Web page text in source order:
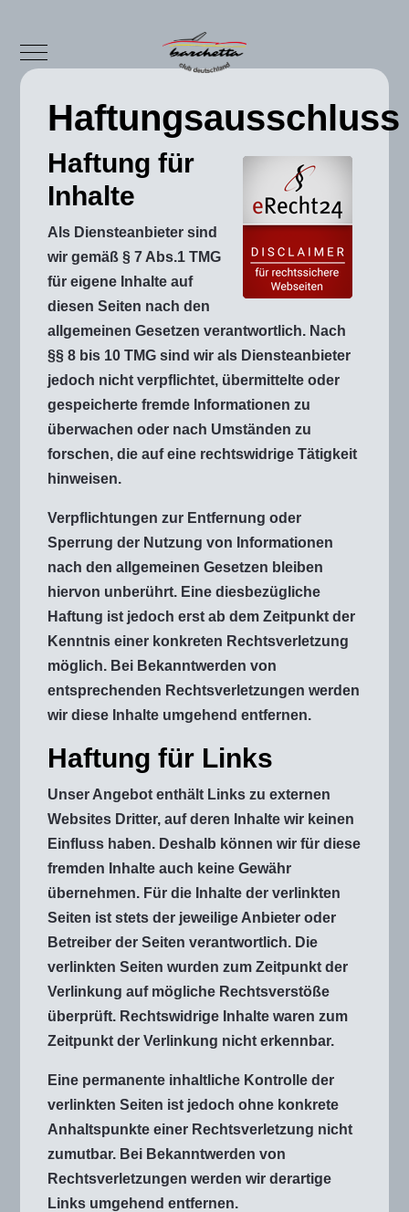
Mobile Menu Toggle
Haftungsausschluss
Haftung für
Inhalte
Als Diensteanbieter sind
wir gemäß § 7 Abs.1 TMG
für eigene Inhalte auf
diesen Seiten nach den
allgemeinen Gesetzen verantwortlich. Nach
§§ 8 bis 10 TMG sind wir als Diensteanbieter
jedoch nicht verpflichtet, übermittelte oder
gespeicherte fremde Informationen zu
überwachen oder nach Umständen zu
forschen, die auf eine rechtswidrige Tätigkeit
hinweisen.
Verpflichtungen zur Entfernung oder
Sperrung der Nutzung von Informationen
nach den allgemeinen Gesetzen bleiben
hiervon unberührt. Eine diesbezügliche
Haftung ist jedoch erst ab dem Zeitpunkt der
Kenntnis einer konkreten Rechtsverletzung
möglich. Bei Bekanntwerden von
entsprechenden Rechtsverletzungen werden
wir diese Inhalte umgehend entfernen.
Haftung für Links
Unser Angebot enthält Links zu externen
Websites Dritter, auf deren Inhalte wir keinen
Einfluss haben. Deshalb können wir für diese
fremden Inhalte auch keine Gewähr
übernehmen. Für die Inhalte der verlinkten
Seiten ist stets der jeweilige Anbieter oder
Betreiber der Seiten verantwortlich. Die
verlinkten Seiten wurden zum Zeitpunkt der
Verlinkung auf mögliche Rechtsverstöße
überprüft. Rechtswidrige Inhalte waren zum
Zeitpunkt der Verlinkung nicht erkennbar.
Eine permanente inhaltliche Kontrolle der
verlinkten Seiten ist jedoch ohne konkrete
Anhaltspunkte einer Rechtsverletzung nicht
zumutbar. Bei Bekanntwerden von
Rechtsverletzungen werden wir derartige
Links umgehend entfernen.